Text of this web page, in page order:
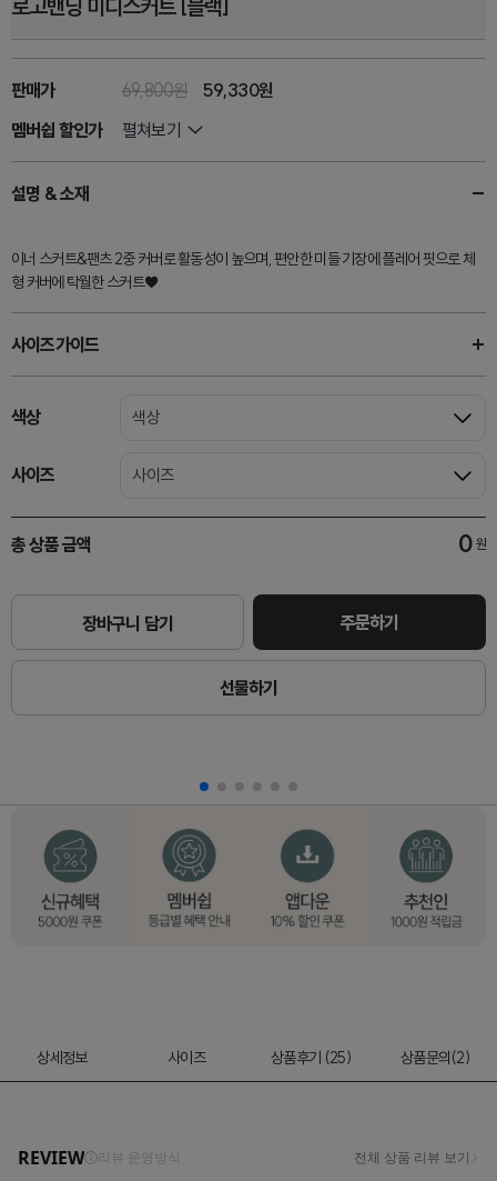
로고밴딩 미디스커트 [블랙]
판매가 69,800원 59,330원
멤버쉽 할인가
펼쳐보기
설명 & 소재
이너 스커트&팬츠 2중 커버로 활동성이 높으며, 편안한 미들 기장에 플레어 핏으로 체
형 커버에 탁월한 스커트♥
사이즈가이드
색상 색상
사이즈 사이즈
총 상품 금액 0 원
장바구니 담기 주문하기
선물하기
상세정보 사이즈 상품후기 (25) 상품문의(2)